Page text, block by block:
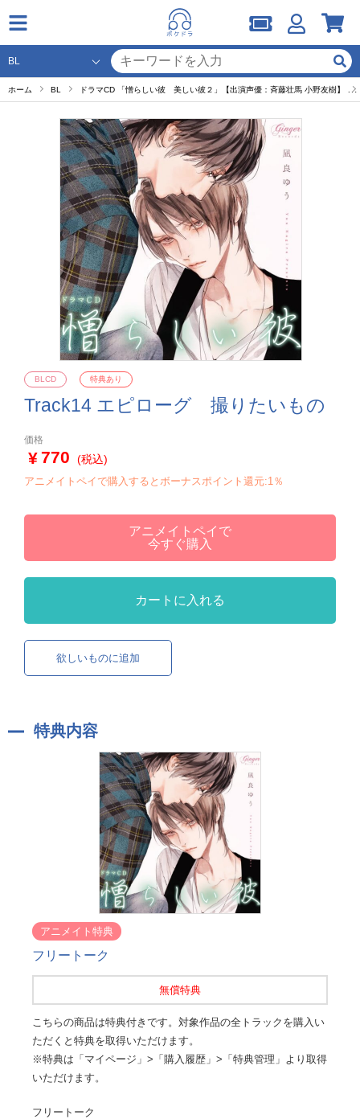
ホーム BL ドラマCD 「憎らしい彼 美しい彼２」【出演声優：斉藤壮馬 小野友樹】
Track14 エピローグ 撮りたいもの
BLCD 特典あり
価格
770 (税込)
アニメイトペイで購入するとボーナスポイント還元:1％
アニメイトペイで
今すぐ購入
カートに入れる
欲しいものに追加
特典内容
アニメイト特典
フリートーク
無償特典
こちらの商品は特典付きです。対象作品の全トラックを購入い
ただくと特典を取得いただけます。
※特典は「マイページ」>「購入履歴」>「特典管理」より取得
いただけます。
フリートーク